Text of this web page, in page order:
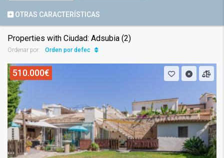
OTRAS CARACTERÍSTICAS
Properties with Ciudad: Adsubia (2)
Ordenar por: Orden por defecto
510.000€